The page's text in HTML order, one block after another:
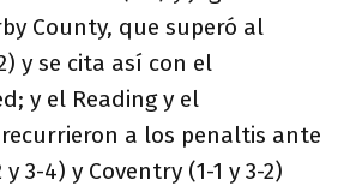
County, que superó al
y se cita así con el
y el Reading y el
a los penaltis ante
3-4) y Coventry (1-1 y 3-2)